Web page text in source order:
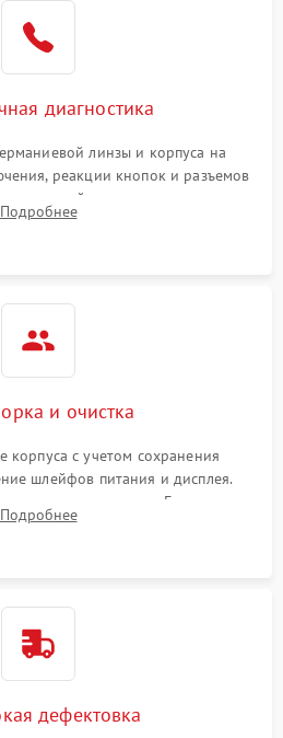
диагностика
линзы и корпуса на
реакции кнопок и разъемов
тепловой сигнатуры на экран,
и считывание системных
Подробнее
и очистка
корпуса с учетом сохранения
шлейфов питания и дисплея.
от окислов и пыли. Бережная
объектива специализированными
Подробнее
дефектовка